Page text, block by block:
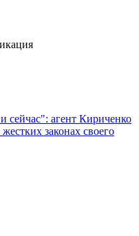
сейчас": агент Кириченко
законах своего